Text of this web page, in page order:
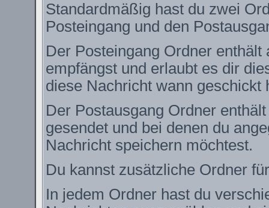
Standardmäßig hast du zwei
Posteingang und den
Der Posteingang Ordner
empfängst und erlaubt es dir
diese Nachricht wann geschickt
Der Postausgang Ordner
gesendet und bei denen du
Nachricht speichern möchtest.
Du kannst zusätzliche Ordner
In jedem Ordner hast du